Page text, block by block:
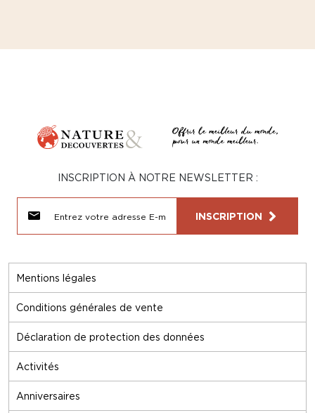
Mentions légales
Conditions générales de vente
Déclaration de protection des données
Activités
Anniversaires
INSCRIPTION À NOTRE NEWSLETTER :
INSCRIPTION